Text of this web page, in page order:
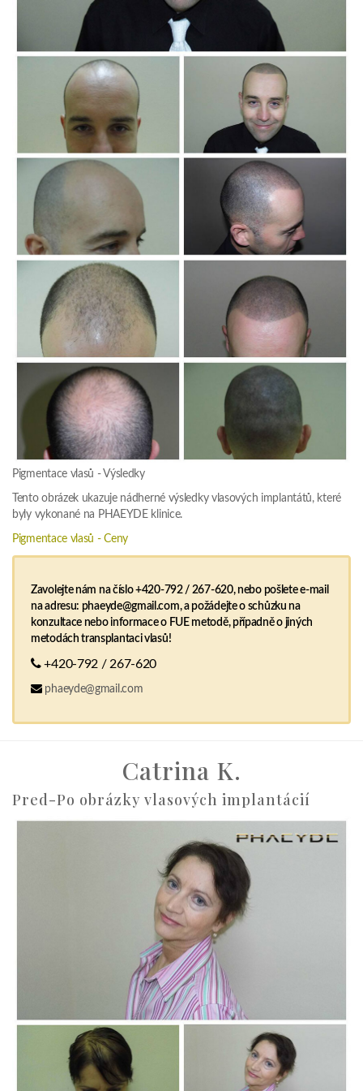
Pigmentace vlasů - Výsledky
Tento obrázek ukazuje nádherné výsledky vlasových implantátů, které
byly vykonané na PHAEYDE klinice.
Pigmentace vlasů - Ceny
Zavolejte nám na číslo +420-792 / 267-620, nebo pošlete e-mail
na adresu: phaeyde@gmail.com, a požádejte o schůzku na
konzultace nebo informace o FUE metodě, případně o jiných
metodách transplantaci vlasů!
+420-792 / 267-620
phaeyde@gmail.com
Catrina K.
Pred-Po obrázky vlasových implantácií